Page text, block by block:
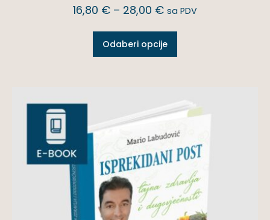
16,80 € – 28,00 € sa PDV
Odaberi opcije